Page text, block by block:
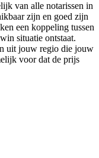
van alle notarissen in
zijn en goed zijn
een koppeling tussen
situatie ontstaat.
uit jouw regio die jouw
voor dat de prijs